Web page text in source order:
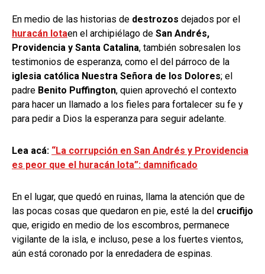
En medio de las historias de destrozos dejados por el
huracán Iotaen el archipiélago de San Andrés,
Providencia y Santa Catalina, también sobresalen los
testimonios de esperanza, como el del párroco de la
iglesia católica Nuestra Señora de los Dolores; el
padre Benito Puffington, quien aprovechó el contexto
para hacer un llamado a los fieles para fortalecer su fe y
para pedir a Dios la esperanza para seguir adelante.
Lea acá: “La corrupción en San Andrés y Providencia
es peor que el huracán Iota”: damnificado
En el lugar, que quedó en ruinas, llama la atención que de
las pocas cosas que quedaron en pie, esté la del crucifijo
que, erigido en medio de los escombros, permanece
vigilante de la isla, e incluso, pese a los fuertes vientos,
aún está coronado por la enredadera de espinas.